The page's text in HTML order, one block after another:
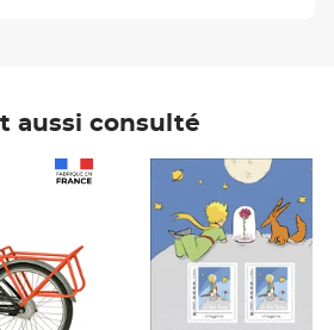
aussi consulté
Prix 7,50€